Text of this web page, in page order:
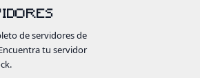
de servidores de
tu servidor